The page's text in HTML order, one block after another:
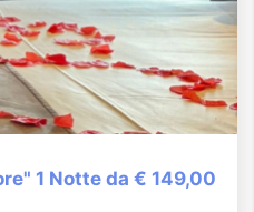
1 Notte da € 149,00